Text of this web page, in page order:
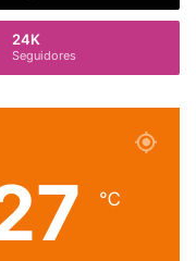
24K
Seguidores
℃